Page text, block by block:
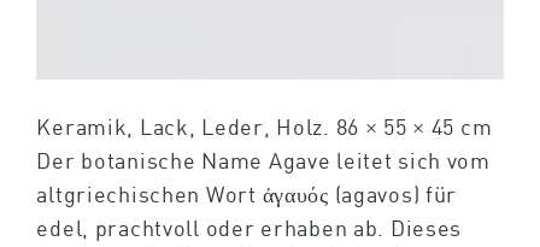
Keramik, Lack, Leder, Holz. 86 × 55 × 45 cm
Der botanische Name Agave leitet sich vom
altgriechischen Wort ἀγαυός (agavos) für
edel, prachtvoll oder erhaben ab. Dieses